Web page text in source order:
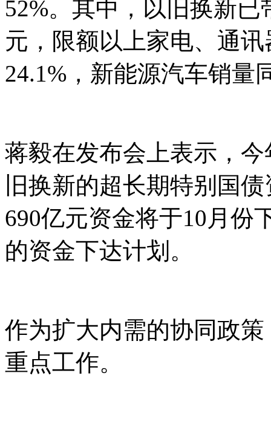
52%。其中，以旧换新
元，限额以上家电、通
24.1%，新能源汽车销量
蒋毅在发布会上表示，
旧换新的超长期特别国
690亿元资金将于10月份
的资金下达计划。
作为扩大内需的协同政
重点工作。